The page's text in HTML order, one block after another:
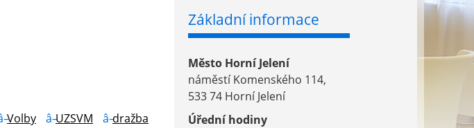
Volby UZSVM
dražba
Základní informace
Město Horní Jelení
náměstí Komenského 114,
533 74 Horní Jelení
Úřední hodiny